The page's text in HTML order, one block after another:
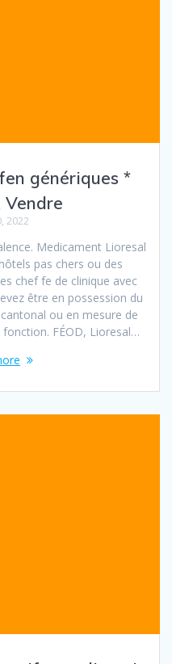
génériques *
Vendre
2022
Medicament Lioresal
pas chers ou des
chef fe de clinique avec
être en possession du
ou en mesure de
FÉOD, Lioresal…